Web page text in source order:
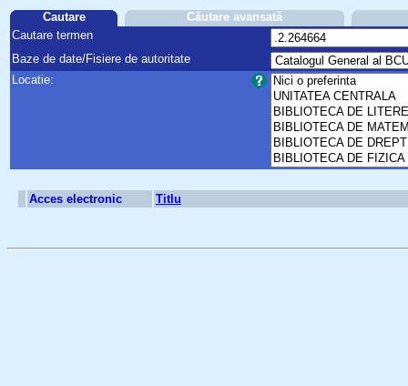
Cautare
Căutare avansată
Cautare termen
Baze de date/Fisiere de autoritate
Locatie:
Acces electronic Titlu